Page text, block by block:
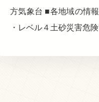
方気象台 ■各地域の情
・レベル４土砂災害危